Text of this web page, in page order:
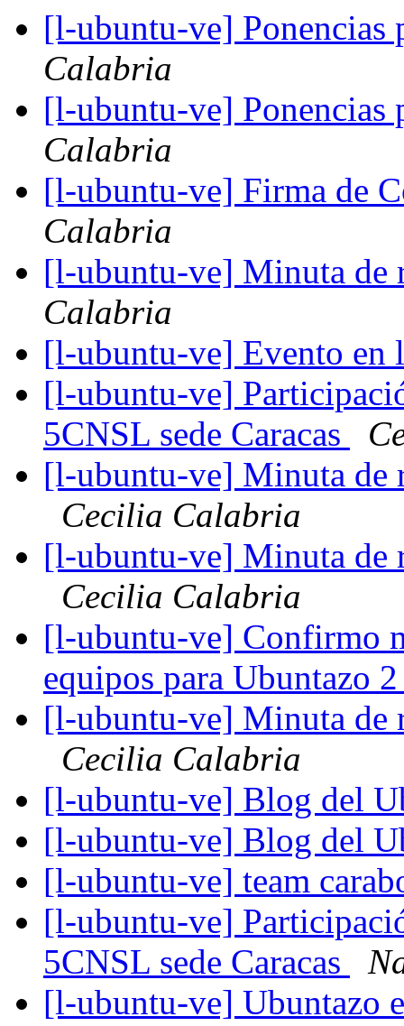
[l-ubuntu-ve] Ponencias
Calabria
[l-ubuntu-ve] Ponencias
Calabria
[l-ubuntu-ve] Firma de
Calabria
[l-ubuntu-ve] Minuta de
Calabria
[l-ubuntu-ve] Evento en
[l-ubuntu-ve]
5CNSL sede Caracas
[l-ubuntu-ve] Minuta de
Cecilia Calabria
[l-ubuntu-ve] Minuta de
Cecilia Calabria
[l-ubuntu-ve] Confirmo
equipos para Ubuntazo
[l-ubuntu-ve] Minuta de
Cecilia Calabria
[l-ubuntu-ve] Blog del
[l-ubuntu-ve] Blog del
[l-ubuntu-ve] team
[l-ubuntu-ve]
5CNSL sede Caracas
[l-ubuntu-ve] Ubuntazo